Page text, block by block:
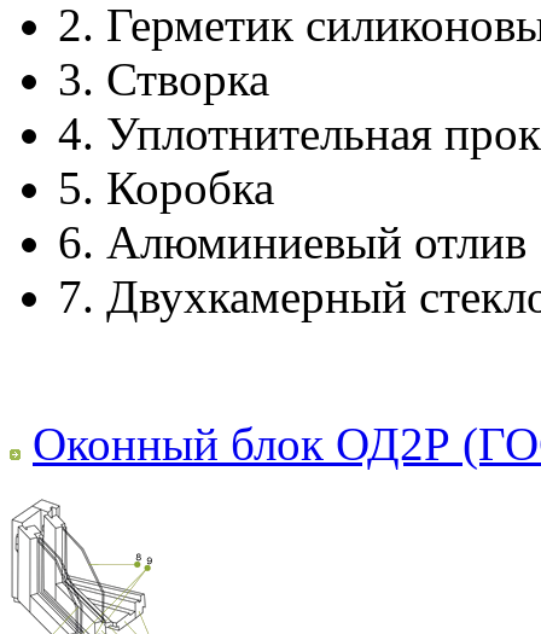
2. Герметик
3. Створка
4. Уплотнительная
5. Коробка
6. Алюминиевый отлив
7. Двухкамерный
Оконный блок ОД2Р